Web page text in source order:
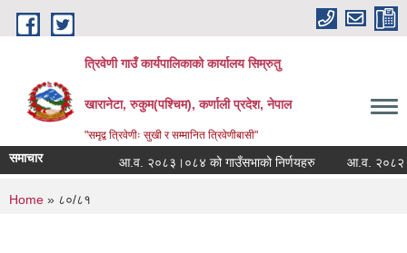
Skip to main content
त्रिवेणी गाउँ कार्यपालिकाको कार्यालय सिम्रुतु
खारानेटा, रुकुम(पश्‍चिम), कर्णाली प्रदेश, नेपाल
"समृद्व त्रिवेणीः सुखी र सम्मानित त्रिवेणीबासी"
समाचार आ.व. २०८३।०८४ को गाउँसभाको निर्णयहरु आ.व.
You are here
Home » ८०/८१